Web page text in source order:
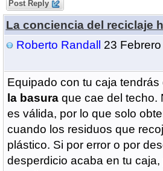
Post Reply
La conciencia del reciclaje
Roberto Randall
23
Equipado con tu caja tendrás
la basuraque cae del techo.
es válida, por lo que solo
cuando los residuos que
plástico. Si por error o por
desperdicio acaba en tu